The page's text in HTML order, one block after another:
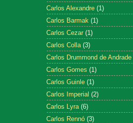
Carlos Alexandre (1)
Carlos Barmak (1)
Carlos Cezar (1)
Carlos Colla (3)
Carlos Drummond de Andrade
Carlos Gomes (1)
Carlos Guinle (1)
Carlos Imperial (2)
Carlos Lyra (6)
Carlos Rennó (3)